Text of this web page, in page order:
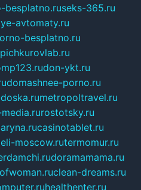
besplatno.ruseks-365.ru
avtomaty.ru
besplatno.ru
pichkurovlab.ru
don-ykt.ru
domashnee-porno.ru
metropoltravel.ru
rostotsky.ru
casinotablet.ru
moscow.rutermomur.ru
doramamama.ru
clean-dreams.ru
healthenter.ru